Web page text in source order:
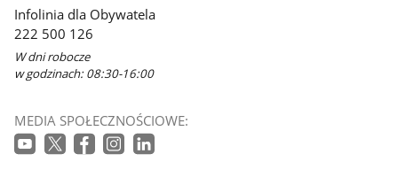
Infolinia dla Obywatela
222 500 126
W dni robocze
w godzinach: 08:30-16:00
MEDIA SPOŁECZNOŚCIOWE: